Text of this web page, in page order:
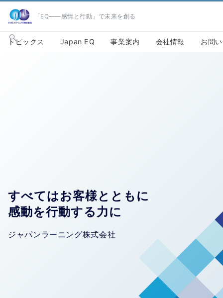
「EQ――感情と行動」で未来を創る
トピックス Japan EQ 事業案内 会社情報 お問
すべてはお客様とともに
感動を行動する力に
ジャパンラーニング株式会社